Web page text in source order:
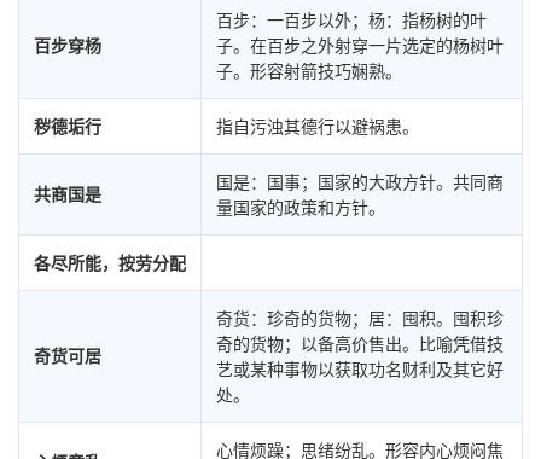
百步穿杨
百步：一百步以外；杨：指杨树的叶
子。在百步之外射穿一片选定的杨树叶
子。形容射箭技巧娴熟。
秽德垢行 指自污浊其德行以避祸患。
共商国是
国是：国事；国家的大政方针。共同商
量国家的政策和方针。
各尽所能，按劳分配
奇货可居
奇货：珍奇的货物；居：囤积。囤积珍
奇的货物；以备高价售出。比喻凭借技
艺或某种事物以获取功名财利及其它好
处。
心情烦躁；思绪纷乱。形容内心烦闷焦